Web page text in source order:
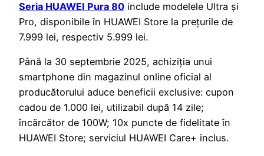
Seria HUAWEI Pura 80 include modelele Ultra și
Pro, disponibile în HUAWEI Store la prețurile de
7.999 lei, respectiv 5.999 lei.
Până la 30 septembrie 2025, achiziția unui
smartphone din magazinul online oficial al
producătorului aduce beneficii exclusive: cupon
cadou de 1.000 lei, utilizabil după 14 zile;
încărcător de 100W; 10x puncte de fidelitate în
HUAWEI Store; serviciul HUAWEI Care+ inclus.